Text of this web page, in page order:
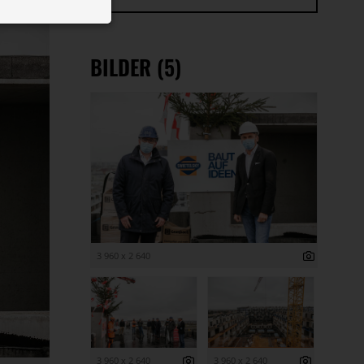
BILDER (5)
3 960 x 2 640
3 960 x 2 640 3 960 x 2 640
der
auf Ihrem